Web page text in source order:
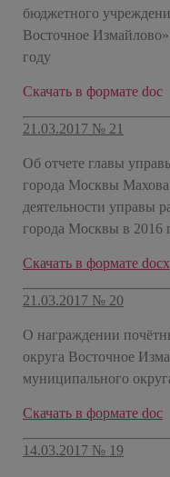
бюджетного
Восточное
году
​Скачать в формате doc
21.03.2017 № 21
Об отчете главы
города Москвы Махова
деятельности управы
города Москвы в 2016
​Скачать в формате docx
21.03.2017 № 20
О награждении
округа Восточное
муниципального
​Скачать в формате doc
14.03.2017 № 19